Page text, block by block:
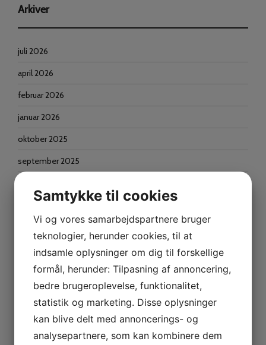
Arkiver
juli 2026
april 2026
februar 2026
januar 2026
oktober 2025
september 2025
oktober 2024
marts 2024
februar 2024
december 2023
oktober 2023
september 2023
Samtykke til cookies
Vi og vores samarbejdspartnere bruger
teknologier, herunder cookies, til at
indsamle oplysninger om dig til forskellige
formål, herunder: Tilpasning af annoncering,
bedre brugeroplevelse, funktionalitet,
statistik og marketing. Disse oplysninger
kan blive delt med annoncerings- og
analysepartnere, som kan kombinere dem